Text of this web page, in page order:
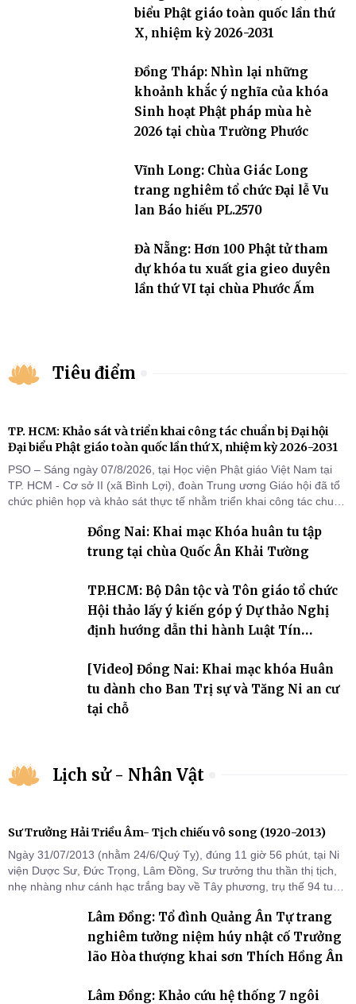
biểu Phật giáo toàn quốc lần thứ
X, nhiệm kỳ 2026-2031
Đồng Tháp: Nhìn lại những
khoảnh khắc ý nghĩa của khóa
Sinh hoạt Phật pháp mùa hè
2026 tại chùa Trường Phước
Vĩnh Long: Chùa Giác Long
trang nghiêm tổ chức Đại lễ Vu
lan Báo hiếu PL.2570
Đà Nẵng: Hơn 100 Phật tử tham
dự khóa tu xuất gia gieo duyên
lần thứ VI tại chùa Phước Ấm
Tiêu điểm
TP. HCM: Khảo sát và triển khai công tác chuẩn bị Đại hội
Đại biểu Phật giáo toàn quốc lần thứ X, nhiệm kỳ 2026-2031
PSO – Sáng ngày 07/8/2026, tại Học viện Phật giáo Việt Nam tại
TP. HCM - Cơ sở II (xã Bình Lợi), đoàn Trung ương Giáo hội đã tổ
chức phiên họp và khảo sát thực tế nhằm triển khai công tác chuẩn
Đồng Nai: Khai mạc Khóa huân tu tập
trung tại chùa Quốc Ân Khải Tường
TP.HCM: Bộ Dân tộc và Tôn giáo tổ chức
Hội thảo lấy ý kiến góp ý Dự thảo Nghị
định hướng dẫn thi hành Luật Tín
[Video] Đồng Nai: Khai mạc khóa Huân
tu dành cho Ban Trị sự và Tăng Ni an cư
tại chỗ
Lịch sử - Nhân Vật
Sư Trưởng Hải Triều Âm- Tịch chiếu vô song (1920-2013)
Ngày 31/07/2013 (nhằm 24/6/Quý Tỵ), đúng 11 giờ 56 phút, tại Ni
viện Dược Sư, Đức Trọng, Lâm Đồng, Sư trưởng thu thần thị tịch,
nhẹ nhàng như cánh hạc trắng bay về Tây phương, trụ thế 94 tuổi
Lâm Đồng: Tổ đình Quảng Ân Tự trang
nghiêm tưởng niệm húy nhật cố Trưởng
lão Hòa thượng khai sơn Thích Hồng Ân
Lâm Đồng: Khảo cứu hệ thống 7 ngôi